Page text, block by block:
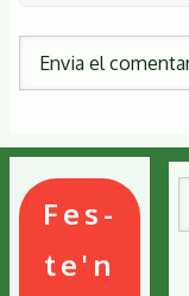
Fes-
te'n